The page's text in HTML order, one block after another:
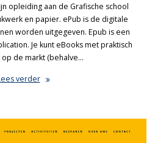
opleiding aan de Grafische school
en papier. ePub is de digitale
worden uitgegeven. Epub is een
Je kunt eBooks met praktisch
de markt (behalve…
verder